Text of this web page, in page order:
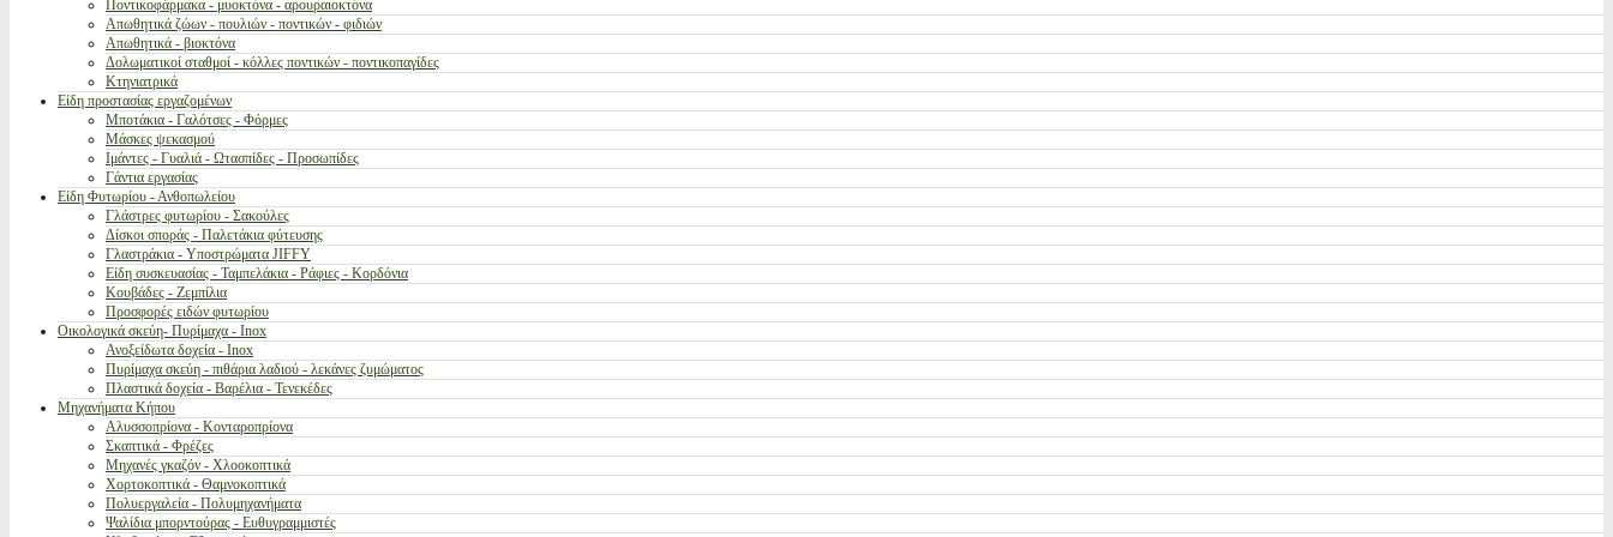
Ποντικοφάρμακα - μυοκτόνα - αρουραιοκτόνα
Απωθητικά ζώων - πουλιών - ποντικών - φιδιών
Απωθητικά - βιοκτόνα
Δολωματικοί σταθμοί - κόλλες ποντικών - ποντικοπαγίδες
Κτηνιατρικά
Είδη προστασίας εργαζομένων
Μποτάκια - Γαλότσες - Φόρμες
Μάσκες ψεκασμού
Ιμάντες - Γυαλιά - Ωτασπίδες - Προσωπίδες
Γάντια εργασίας
Είδη Φυτωρίου - Ανθοπωλείου
Γλάστρες φυτωρίου - Σακούλες
Δίσκοι σποράς - Παλετάκια φύτευσης
Γλαστράκια - Υποστρώματα JIFFY
Είδη συσκευασίας - Ταμπελάκια - Ράφιες - Κορδόνια
Κουβάδες - Ζεμπίλια
Προσφορές ειδών φυτωρίου
Οικολογικά σκεύη- Πυρίμαχα - Inox
Ανοξείδωτα δοχεία - Inox
Πυρίμαχα σκεύη - πιθάρια λαδιού - λεκάνες ζυμώματος
Πλαστικά δοχεία - Βαρέλια - Τενεκέδες
Μηχανήματα Κήπου
Αλυσσοπρίονα - Κονταροπρίονα
Σκαπτικά - Φρέζες
Μηχανές γκαζόν - Χλοοκοπτικά
Χορτοκοπτικά - Θαμνοκοπτικά
Πολυεργαλεία - Πολυμηχανήματα
Ψαλίδια μπορντούρας - Ευθυγραμμιστές